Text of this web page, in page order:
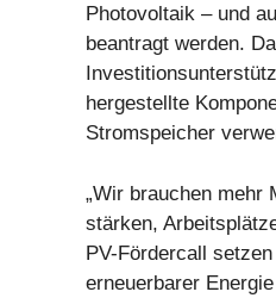
Photovoltaik – und
beantragt werden.
hergestellte
Stromspeicher
„Wir brauchen mehr
stärken,
PV-Fördercall
erneuerbarer